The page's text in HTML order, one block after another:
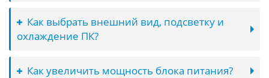
Как выбрать внешний вид, подсветку и
охлаждение ПК?
Как увеличить мощность блока питания?